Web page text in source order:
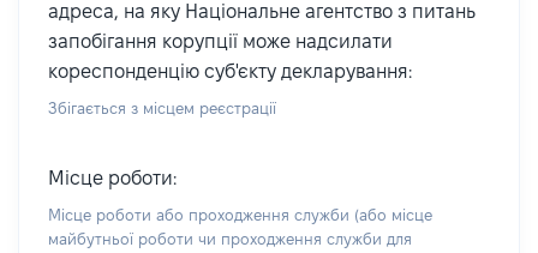
адреса, на яку Національне агентство з питань
запобігання корупції може надсилати
кореспонденцію суб'єкту декларування:
Збігається з місцем реєстрації
Місце роботи:
Місце роботи або проходження служби (або місце
майбутньої роботи чи проходження служби для